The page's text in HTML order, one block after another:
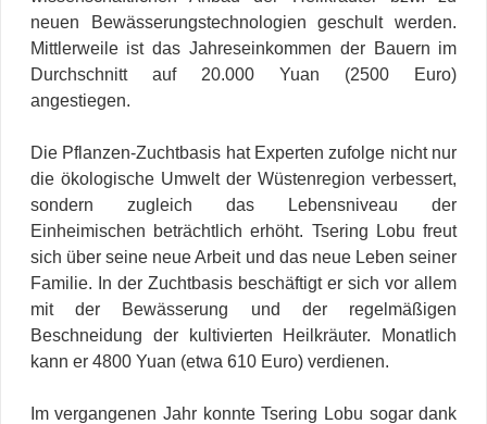
neuen Bewässerungstechnologien geschult werden.
Mittlerweile ist das Jahreseinkommen der Bauern im
Durchschnitt auf 20.000 Yuan (2500 Euro)
angestiegen.
Die Pflanzen-Zuchtbasis hat Experten zufolge nicht nur
die ökologische Umwelt der Wüstenregion verbessert,
sondern zugleich das Lebensniveau der
Einheimischen beträchtlich erhöht. Tsering Lobu freut
sich über seine neue Arbeit und das neue Leben seiner
Familie. In der Zuchtbasis beschäftigt er sich vor allem
mit der Bewässerung und der regelmäßigen
Beschneidung der kultivierten Heilkräuter. Monatlich
kann er 4800 Yuan (etwa 610 Euro) verdienen.
Im vergangenen Jahr konnte Tsering Lobu sogar dank